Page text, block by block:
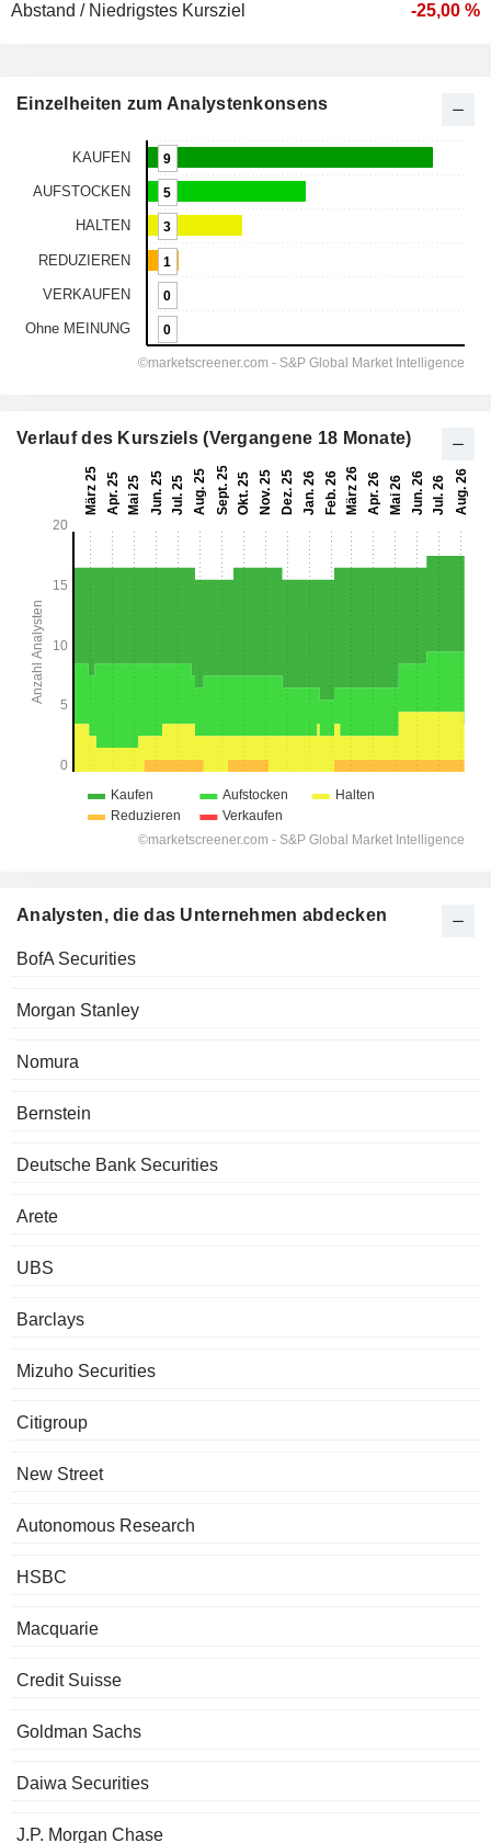
Abstand / Niedrigstes Kursziel
-25,00 %
Einzelheiten zum Analystenkonsens
Verlauf des Kursziels (Vergangene 18 Monate)
Analysten, die das Unternehmen abdecken
BofA Securities
Morgan Stanley
Nomura
Bernstein
Deutsche Bank Securities
Arete
UBS
Barclays
Mizuho Securities
Citigroup
New Street
Autonomous Research
HSBC
Macquarie
Credit Suisse
Goldman Sachs
Daiwa Securities
J.P. Morgan Chase